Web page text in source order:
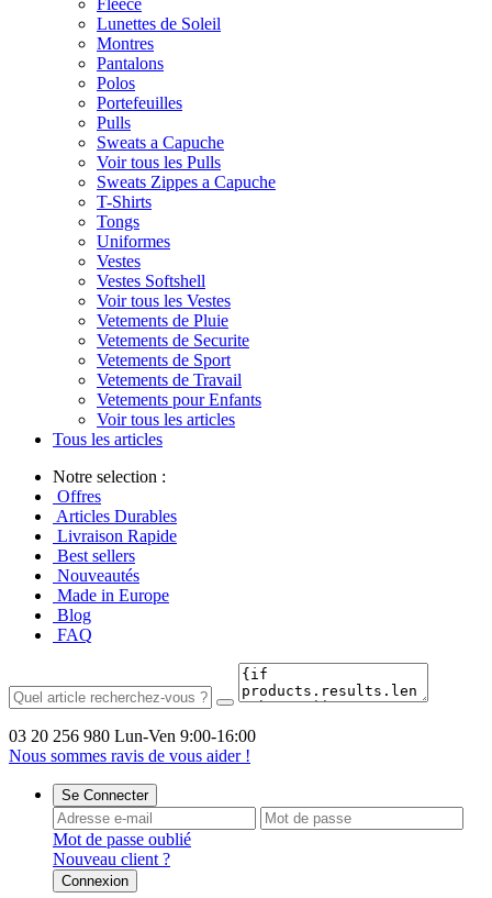
Fleece
Lunettes de Soleil
Montres
Pantalons
Polos
Portefeuilles
Pulls
Sweats a Capuche
Voir tous les Pulls
Sweats Zippes a Capuche
T-Shirts
Tongs
Uniformes
Vestes
Vestes Softshell
Voir tous les Vestes
Vetements de Pluie
Vetements de Securite
Vetements de Sport
Vetements de Travail
Vetements pour Enfants
Voir tous les articles
Tous les articles
Notre selection :
Offres
Articles Durables
Livraison Rapide
Best sellers
Nouveautés
Made in Europe
Blog
FAQ
03 20 256 980 Lun-Ven 9:00-16:00
Nous sommes ravis de vous aider !
Se Connecter
Mot de passe oublié
Nouveau client ?
Connexion